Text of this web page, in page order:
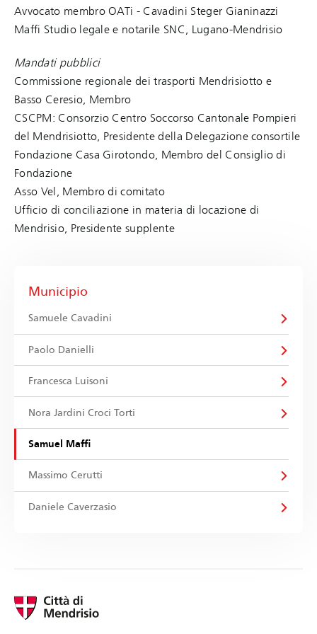
Avvocato membro OATi - Cavadini Steger Gianinazzi
Maffi Studio legale e notarile SNC, Lugano-Mendrisio
Mandati pubblici
Commissione regionale dei trasporti Mendrisiotto e
Basso Ceresio, Membro
CSCPM: Consorzio Centro Soccorso Cantonale Pompieri
del Mendrisiotto, Presidente della Delegazione consortile
Fondazione Casa Girotondo, Membro del Consiglio di
Fondazione
Asso Vel, Membro di comitato
Ufficio di conciliazione in materia di locazione di
Mendrisio, Presidente supplente
Municipio
Samuele Cavadini
Paolo Danielli
Francesca Luisoni
Nora Jardini Croci Torti
Samuel Maffi
Massimo Cerutti
Daniele Caverzasio